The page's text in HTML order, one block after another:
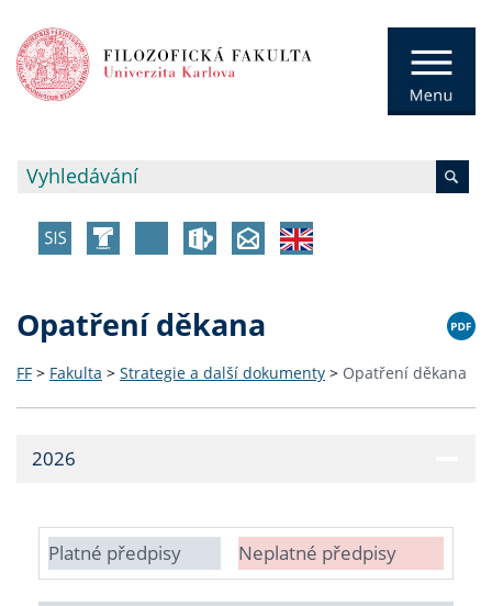
Opatření děkana
FF > Fakulta > Strategie a další dokumenty > Opatření děkana
2026
Platné předpisy Neplatné předpisy